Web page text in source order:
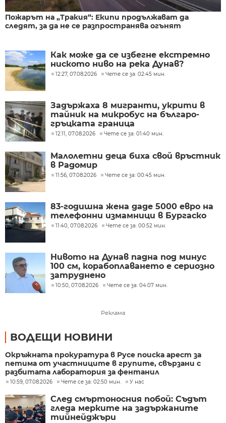
Пожарът на „Тракия“: Екипи продължават да
следят, за да не се разпространява огънят
Как може да се избегне екстремно
ниското ниво на река Дунав?
12:27, 07.08.2026 Чете се за: 02:45 мин.
Задържаха 8 мигранти, укрити в
тайник на микробус на българо-
гръцката граница
12:11, 07.08.2026 Чете се за: 01:40 мин.
Малолетни деца биха свой връстник
в Радомир
11:56, 07.08.2026 Чете се за: 00:45 мин.
83-годишна жена даде 5000 евро на
телефонни измамници в Бургаско
11:40, 07.08.2026 Чете се за: 00:52 мин.
Нивото на Дунав падна под минус
100 см, корабоплаването е сериозно
затруднено
10:50, 07.08.2026 Чете се за: 04:07 мин.
Реклама
ВОДЕЩИ НОВИНИ
Окръжната прокуратура в Русе поиска арест за
петима от участниците в групите, свързани с
разбитата лаборатория за фентанил
10:59, 07.08.2026 Чете се за: 02:50 мин. У нас
След смъртоносния побой: Съдът
гледа мерките на задържаните
тийнейджъри